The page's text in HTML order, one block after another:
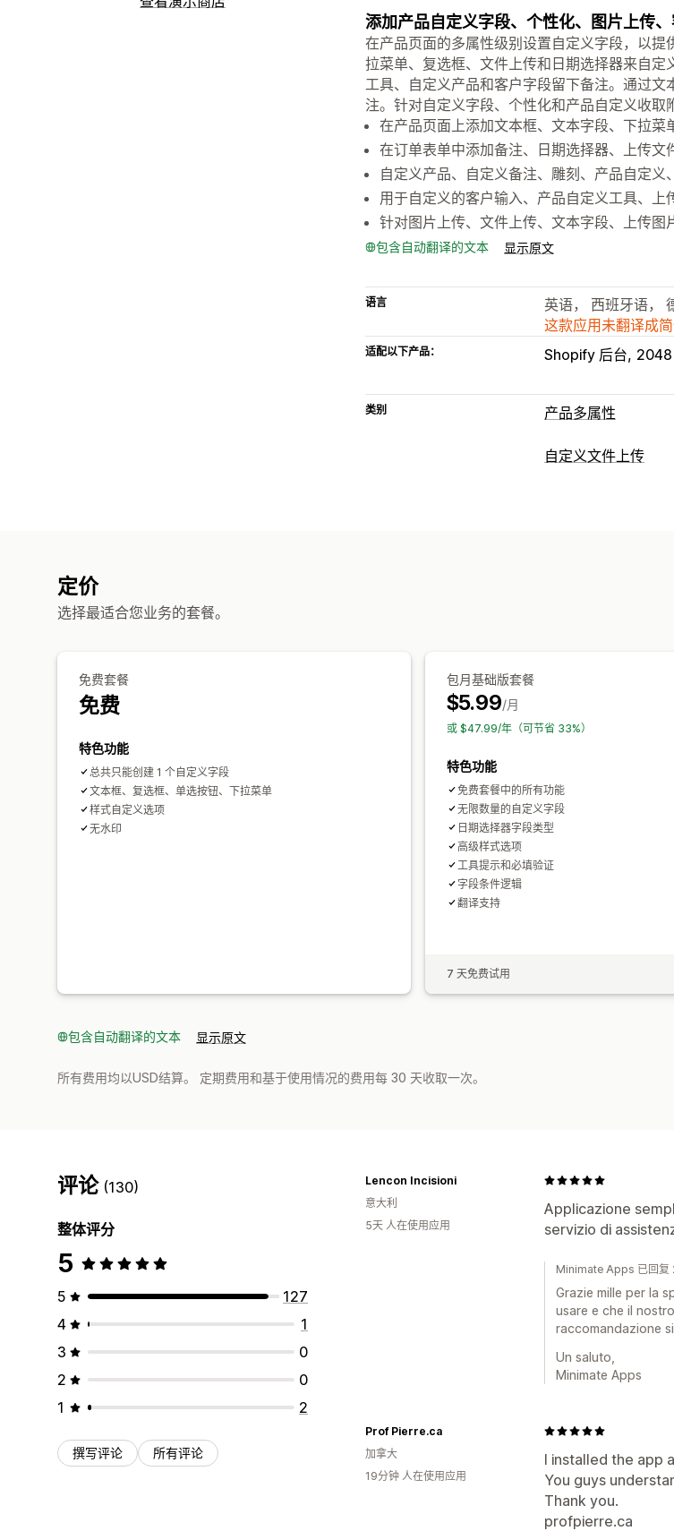
添加产品自定义字段、个性化、图片上传
在产品页面的多属性级别设置自定义字段，以
拉菜单、复选框、文件上传和日期选择器来自
工具、自定义产品和客户字段留下备注。通过
注。针对自定义字段、个性化和产品自定义收取
在产品页面上添加文本框、文本字段、下拉
在订单表单中添加备注、日期选择器、上传文
自定义产品、自定义备注、雕刻、产品自定义
用于自定义的客户输入、产品自定义工具、上
针对图片上传、文件上传、文本字段、上传图
包含自动翻译的文本 显示原文
语言
英语， 西班牙语，
这款应用未翻译成
适配以下产品： Shopify 后台
类别 产品多属性
自定义
自定义文件上传
定价
选择最适合您业务的套餐。
免费套餐
免费
特色功能
总共只能创建 1 个自定义字段
文本框、复选框、单选按钮、下拉菜单
样式自定义选项
无水印
包月基础版套餐
$5.99/月
或 $47.99/年（可节省 33%）
特色功能
免费套餐中的所有功能
无限数量的自定义字段
日期选择器字段类型
高级样式选项
工具提示和必填验证
字段条件逻辑
翻译支持
7 天免费试用
包含自动翻译的文本 显示原文
所有费用均以USD结算。 定期费用和基于使用情况的费用每 30 天收取一次。
评论 (130)
整体评分
5
5
127
4
1
3
0
2
0
1
2
撰写评论 所有评论
Applicazione
servizio di
Lencon Incisioni
意大利
5天 人在使用应用
Minimate Apps 已回复
Grazie mille per la
usare e che il
raccomandazione
Un saluto,
Minimate Apps
I installed the app
You guys
Thank you.
profpierre.ca
Prof Pierre.ca
加拿大
19分钟 人在使用应用